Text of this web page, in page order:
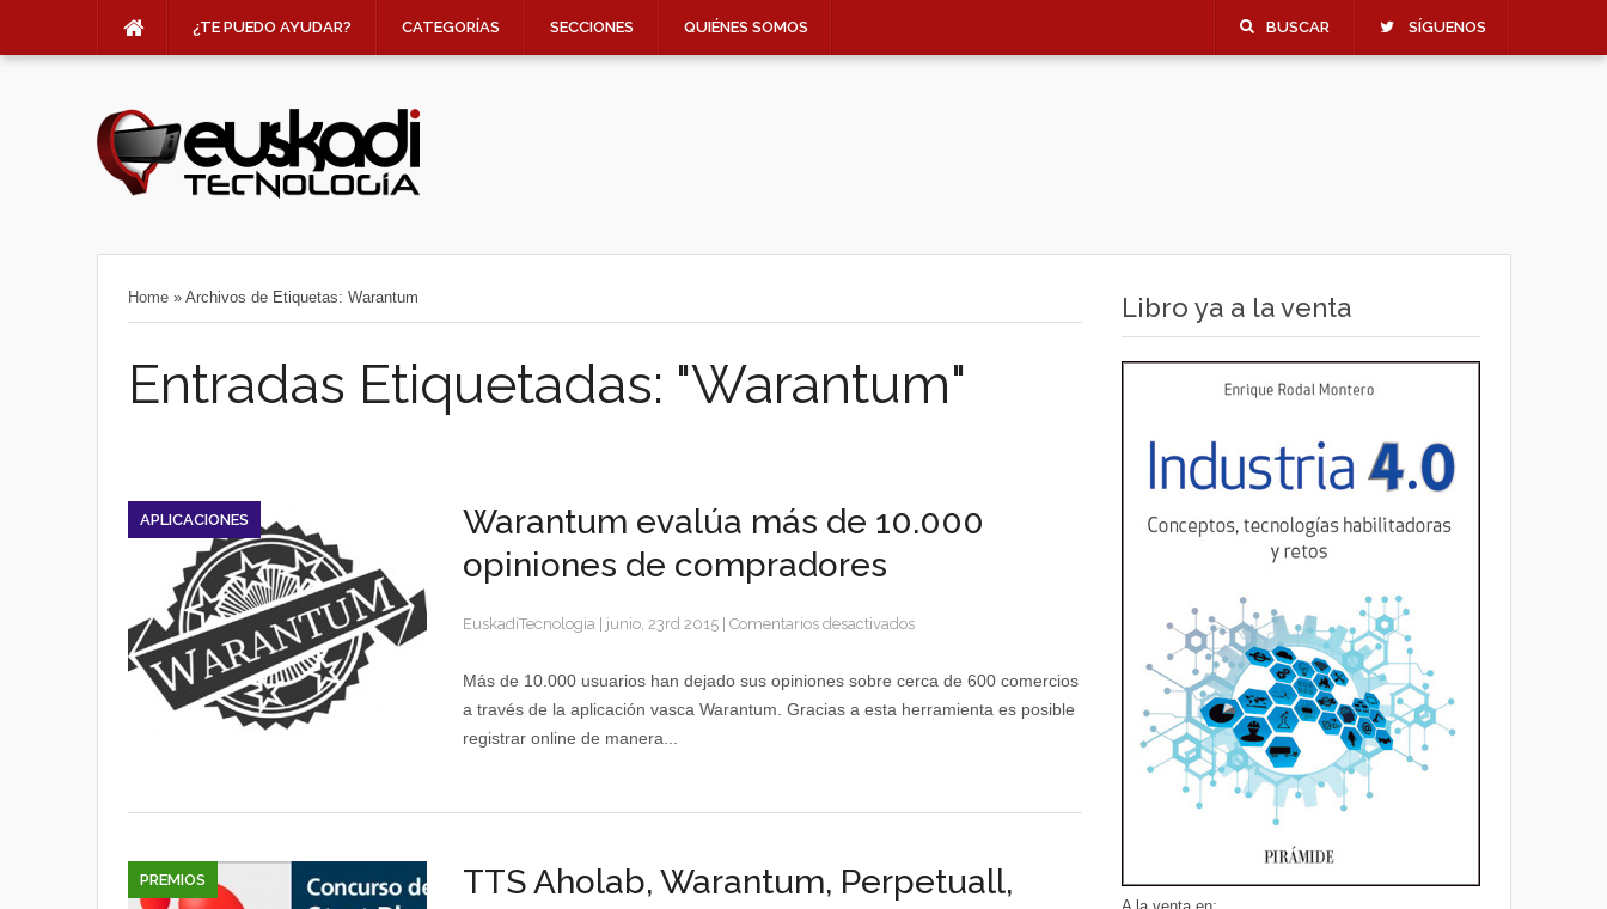
¿TE PUEDO AYUDAR? CATEGORÍAS SECCIONES QUIÉNES SOMOS BUSCAR SÍGUENOS
Home » Archivos de Etiquetas: Warantum
Entradas Etiquetadas: "Warantum"
APLICACIONES
Warantum evalúa más de 10.000
opiniones de compradores
EuskadiTecnologia junio, 23rd 2015 Comentarios desactivadosen
evalúa
Más de 10.000 usuarios han dejado sus opiniones sobre cerca de 600 comercios
a través de la aplicación vasca Warantum. Gracias a esta herramienta es posible
registrar online de manera...
PREMIOS
TTS Aholab, Warantum, Perpetuall,
Libro ya a la venta